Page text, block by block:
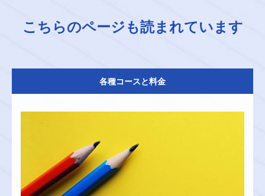
こちらのページも読まれています
各種コースと料金